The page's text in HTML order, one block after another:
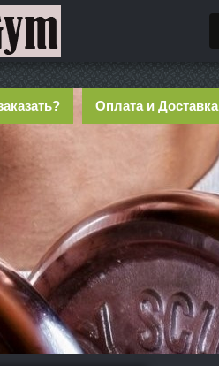
Оплата и Доставка